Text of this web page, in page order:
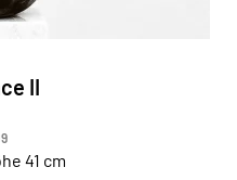
II
41 cm